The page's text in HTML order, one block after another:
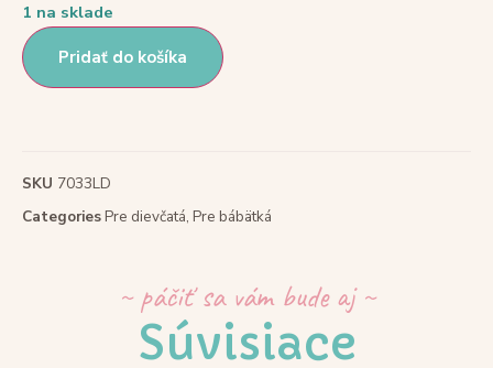
1 na sklade
Pridať do košíka
SKU 7033LD
CategoriesPre dievčatá, Pre bábätká
~ páčiť sa vám bude aj ~
Súvisiace